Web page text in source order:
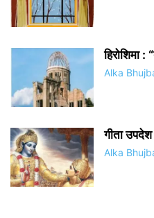
हिरोशिमा
Alka
गीता उपदेश
Alka